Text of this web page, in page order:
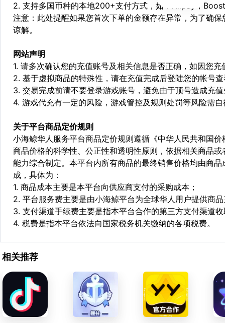
2. 支持多国币种的本地200+支付方式，如：Alipay，
注意：此处提醒如果您首次下单的金额存在异常，为了确
谅解。
网站声明
1. 请多次确认您的充值账号及相关信息是否正确，如因您
2. 基于虚拟商品的特殊性，请在充值完成后登陆您的帐号
3. 交易完成前请不要登录游戏账号，避免由于顶号造成充
4. 游戏代充有一定的风险，游戏管控及规则处罚等风险需
关于平台商品定价规则
小海鲸华人服务平台商品定价规则遵循《中华人民共和国
商品价格的科学性、公正性和透明性原则，依据相关商品
能力综合制定。本平台内所有商品的最终销售价格均由商
成，具体为：
1. 商品成本主要是本平台向供应商支付的采购成本；
2. 平台服务费主要是由小海鲸平台为全球华人用户提供商
3. 支付渠道手续费主要是指本平台合作的第三方支付渠道
4. 税费是指本平台依法向国家税务机关缴纳的各项税费。
相关推荐